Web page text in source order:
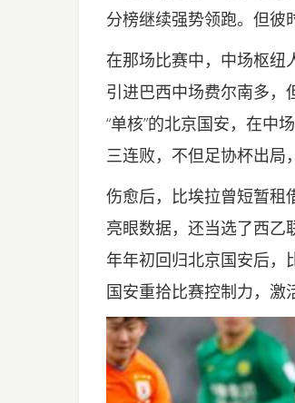
分榜继续强势领跑。但彼
在那场比赛中，中场枢纽
引进巴西中场费尔南多，
“单核”的北京国安，在中
三连败，不但足协杯出局
伤愈后，比埃拉曾短暂租
亮眼数据，还当选了西乙
年年初回归北京国安后，
国安重拾比赛控制力，激